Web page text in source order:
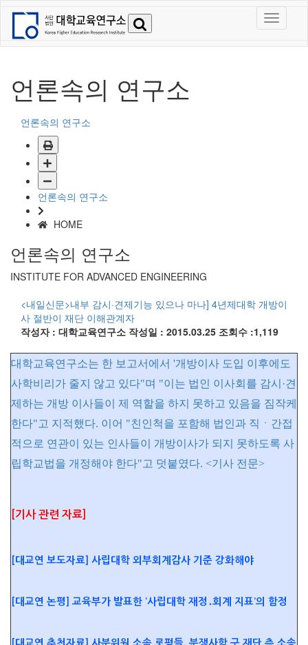
언론속의 연구소
언론속의 연구소
언론속의 연구소
HOME
언론속의 연구소
INSTITUTE FOR ADVANCED ENGINEERING
<내일신문>내부 감시·견제기능 있으나 마나] 4년제대학 개방이
사 절반이 재단 이해관계자
작성자 : 대학교육연구소 작성일 : 2015.03.25 조회수 :1,119
대학교육연구소는 한 보고서에서 '개방이사 도입 이후에도
사학비리가 줄지 않고 있다"며 "이는 법인 이사회를 감시·견
제하는 개방 이사들이 제 역할을 하지 못하고 있음을 짐작케
한다"고 지적했다. 이어 "친인척을 포함해 법인과 직ㆍ간접
적으로 연관이 있는 인사들이 개방이사가 되지 못하도록 사
립학교법을 개정해야 한다"고 덧붙였다. <기사 전문>
[기사 관련 자료]
[대교연 보도자료] 사립대학 외부회계감사 기준 강화해야
[대교연 논평] 교육부가 발표한 ‘사립대학 재정․회계 지표’의 함정
[대교연 추천자료] 사분위원 소속 로펌들, 분쟁사학 구 재단 측 소송